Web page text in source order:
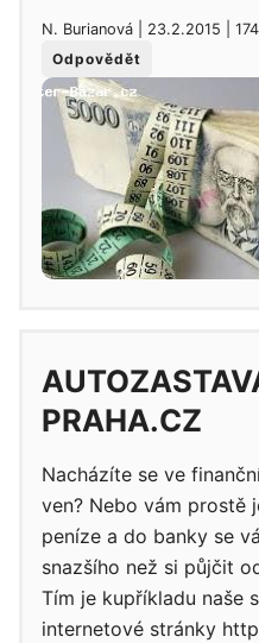
N. Burianová | 23.2.2015 |
Odpovědět
PRAHA.CZ
Nacházíte se ve
ven? Nebo vám prostě
peníze a do banky se
snazšího než si půjčit
Tím je kupříkladu naše
internetové stránky